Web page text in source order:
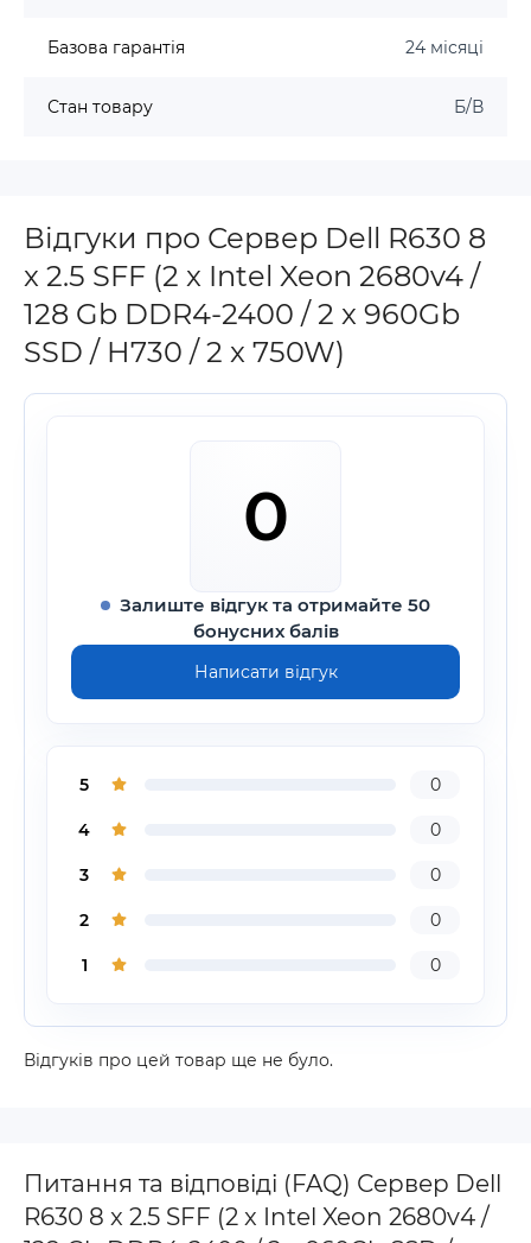
Базова гарантія 24 місяці
Стан товару Б/В
Відгуки про Сервер Dell R630 8
x 2.5 SFF (2 x Intel Xeon 2680v4 /
128 Gb DDR4-2400 / 2 x 960Gb
SSD / H730 / 2 x 750W)
0
Залиште відгук та отримайте 50
бонусних балів
Написати відгук
5 0
4 0
3 0
2 0
1 0
Відгуків про цей товар ще не було.
Питання та відповіді (FAQ) Сервер Dell
R630 8 x 2.5 SFF (2 x Intel Xeon 2680v4 /